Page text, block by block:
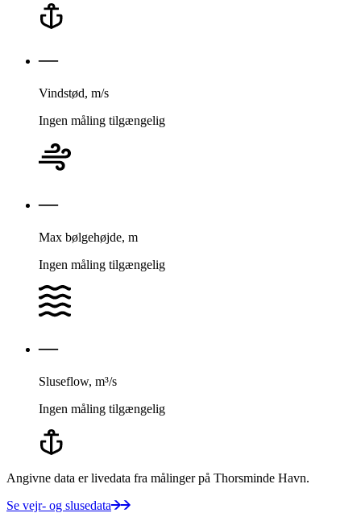
—
Vindstød, m/s
Ingen måling tilgængelig
—
Max bølge­højde, m
Ingen måling tilgængelig
—
Sluseflow, m³/s
Ingen måling tilgængelig
Angivne data er livedata fra målinger på Thorsminde Havn.
Se vejr- og slusedata